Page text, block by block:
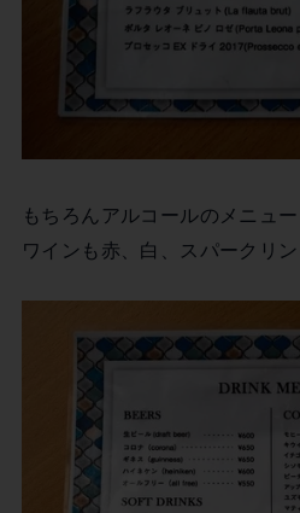
もちろんアルコールのメニュー
ワインも赤、白、スパークリ